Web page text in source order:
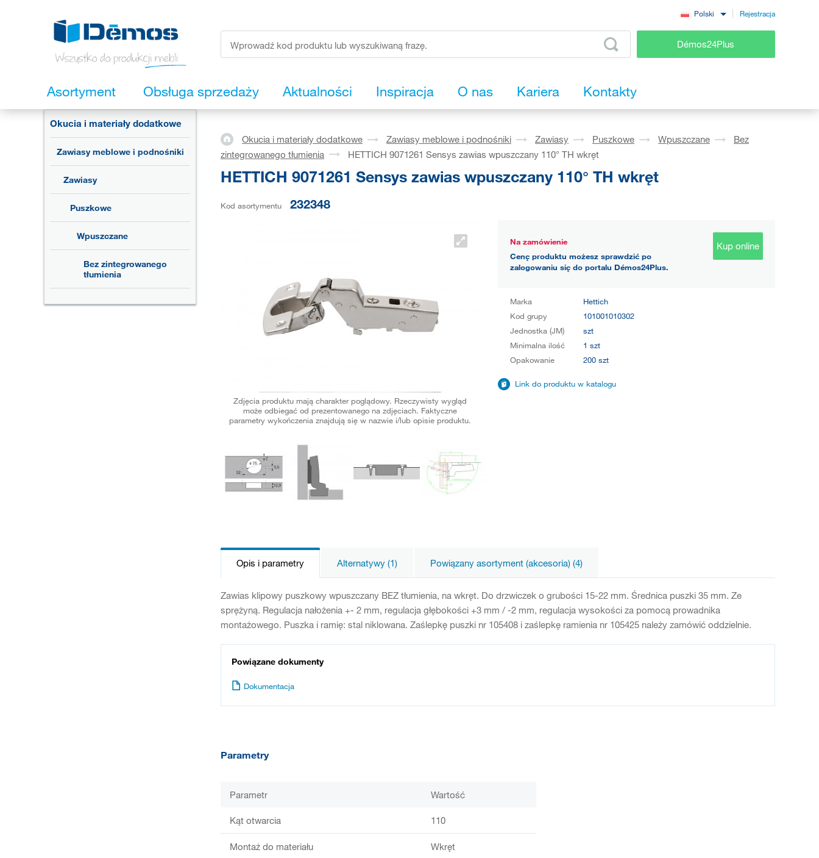
Polski Rejestracja
Démos24Plus
Asortyment Obsługa sprzedaży Aktualności Inspiracja O nas Kariera Kontakty
Okucia i materiały dodatkowe
Zawiasy meblowe i podnośniki
Zawiasy
Puszkowe
Wpuszczane
Bez zintegrowanego
tłumienia
Okucia i materiały dodatkowe Zawiasy meblowe i podnośniki Zawiasy Puszkowe Wpuszczane
Bez
zintegrowanego tłumienia
HETTICH 9071261 Sensys zawias wpuszczany 110° TH wkręt
HETTICH 9071261 Sensys zawias wpuszczany 110° TH wkręt
Kod asortymentu 232348
Zdjęcia produktu mają charakter poglądowy. Rzeczywisty wygląd
może odbiegać od prezentowanego na zdjęciach. Faktyczne
parametry wykończenia znajdują się w nazwie i/lub opisie produktu.
Na zamówienie
Cenę produktu możesz sprawdzić po
zalogowaniu się do portalu Démos24Plus.
Kup online
Marka
Hettich
Kod grupy
101001010302
Jednostka (JM)
szt
Minimalna ilość
1 szt
Opakowanie
200 szt
Link do produktu w katalogu
Opis i parametry Alternatywy (1) Powiązany asortyment (akcesoria) (4)
Zawias klipowy puszkowy wpuszczany BEZ tłumienia, na wkręt. Do drzwiczek o grubości 15-22 mm. Średnica puszki 35 mm. Ze
sprężyną. Regulacja nałożenia +- 2 mm, regulacja głębokości +3 mm / -2 mm, regulacja wysokości za pomocą prowadnika
montażowego. Puszka i ramię: stal niklowana. Zaślepkę puszki nr 105408 i zaślepkę ramienia nr 105425 należy zamówić oddzielnie.
Powiązane dokumenty
Dokumentacja
Parametry
Parametr Wartość
Kąt otwarcia 110
Montaż do materiału Wkręt